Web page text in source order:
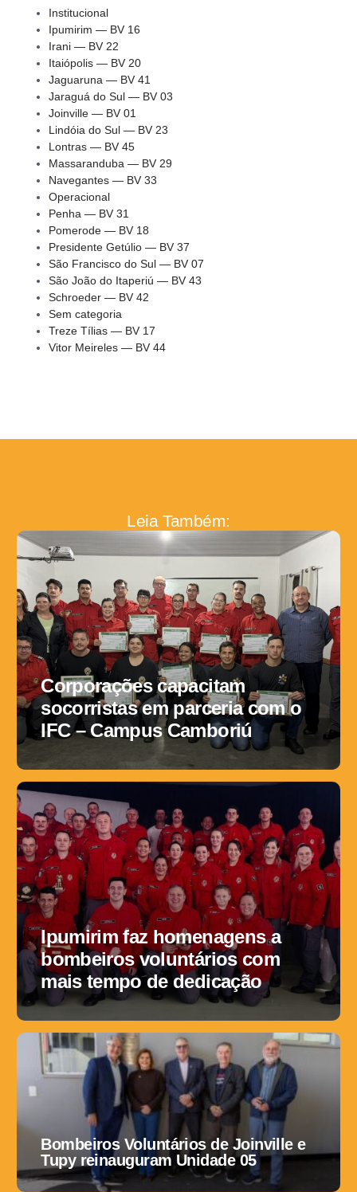
Institucional
Ipumirim — BV 16
Irani — BV 22
Itaiópolis — BV 20
Jaguaruna — BV 41
Jaraguá do Sul — BV 03
Joinville — BV 01
Lindóia do Sul — BV 23
Lontras — BV 45
Massaranduba — BV 29
Navegantes — BV 33
Operacional
Penha — BV 31
Pomerode — BV 18
Presidente Getúlio — BV 37
São Francisco do Sul — BV 07
São João do Itaperiú — BV 43
Schroeder — BV 42
Sem categoria
Treze Tílias — BV 17
Vitor Meireles — BV 44
Leia Também:
Corporações capacitam
socorristas em parceria com o
IFC – Campus Camboriú
Ipumirim faz homenagens a
bombeiros voluntários com
mais tempo de dedicação
Bombeiros Voluntários de Joinville e
Tupy reinauguram Unidade 05